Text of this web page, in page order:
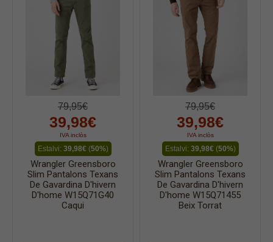
79,95€
39,98€
IVA inclòs
Estalvi: 39,98€(50%)
Wrangler Greensboro
Slim Pantalons Texans
De Gavardina D'hivern
D'home W15Q71G40
Caqui
79,95€
39,98€
IVA inclòs
Estalvi: 39,98€(50%)
Wrangler Greensboro
Slim Pantalons Texans
De Gavardina D'hivern
D'home W15Q71455
Beix Torrat